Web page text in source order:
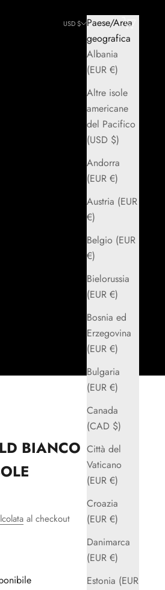
USD $
Paese/Area
geografica
Albania
(EUR €)
Altre isole
americane
del Pacifico
(USD $)
Andorra
(EUR €)
Austria (EUR
€)
Belgio (EUR
€)
Bielorussia
(EUR €)
Bosnia ed
Erzegovina
(EUR €)
Bulgaria
(EUR €)
Canada
(CAD $)
Città del
Vaticano
(EUR €)
Croazia
(EUR €)
Danimarca
(EUR €)
Estonia (EUR
CercaCarrello
BIANCO
al checkout